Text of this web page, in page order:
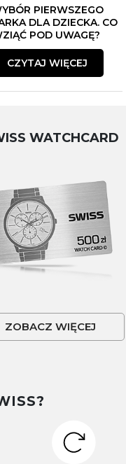
PIERWSZEGO
DLA DZIECKA. CO
POD UWAGĘ?
CZYTAJ WIĘCEJ
WATCHCARD
ZOBACZ WIĘCEJ